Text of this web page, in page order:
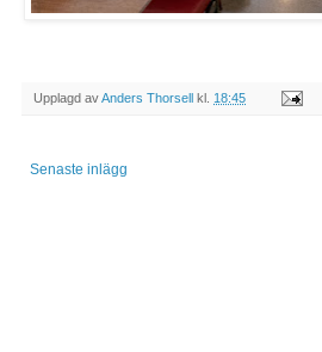
Upplagd avAnders Thorsell kl. 18:45
Senaste inlägg